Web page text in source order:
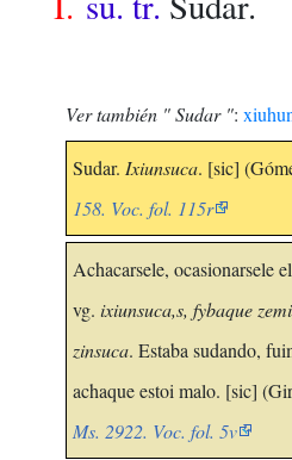
Ver también " Sudar ":
Sudar. Ixiunsuca. [sic]
158. Voc. fol. 115r
Achacarsele, ocasionarsele
vg. ixiunsuca,s, fybaque
zinsuca. Estaba sudando,
achaque estoi malo. [sic]
Ms. 2922. Voc. fol. 5v